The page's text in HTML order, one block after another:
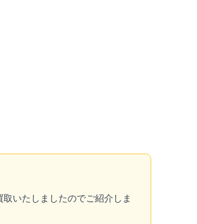
いたしましたのでご紹介しま